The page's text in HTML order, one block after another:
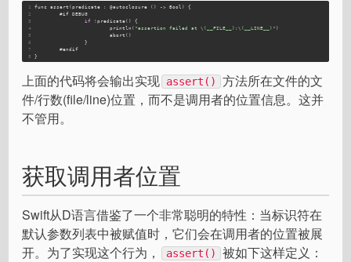
1
2
3
4
5
6
7
8
func assert(predicate : @autoclosure () -> Bool) {
#if
DEBUG
if
!predicate() {
			println(
"assertion failed at \(__FILE__):\(__LINE__)" )
			abort()
		}
#endif
}
上面的代码将会输出实现 assert()
方法所在文件的文
件/行数(file/line)位置，而不是调用者的位置信息。这并
不管用。
获取调用者位置
Swift从D语言借鉴了一个非常聪明的特性：当标识符在
默认参数列表中被赋值时，它们会在调用者的位置被展
开。为了实现这个行为，
assert() 被如下这样定义：